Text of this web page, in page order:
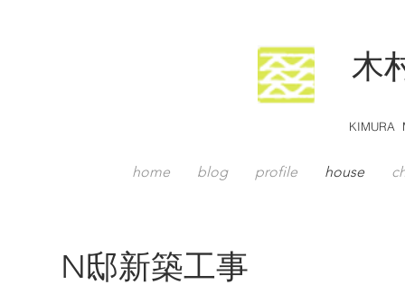
木
KIMURA
home blog profile house
N邸新築工事